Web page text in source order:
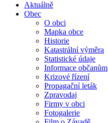
Aktuálně
Obec
O obci
Mapka obce
Historie
Katastrální výměra
Statistické údaje
Informace občanům
Krizové řízení
Propagační leták
Zpravodaj
Firmy v obci
Fotogalerie